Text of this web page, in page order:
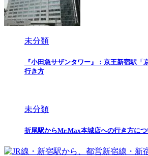
未分類
『小田急サザンタワー』：京王新宿駅「
行き方
未分類
折尾駅からMr.Max本城店への行き方につ